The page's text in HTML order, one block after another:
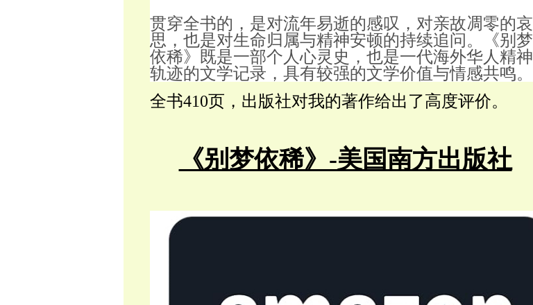
贯穿全书的，是对流年易逝的感叹，对亲故凋零的哀
思，也是对生命归属与精神安顿的持续追问。《别梦
依稀》既是一部个人心灵史，也是一代海外华人精神
轨迹的文学记录，具有较强的文学价值与情感共鸣。
全书410页，出版社对我的著作给出了高度评价。
《别梦依稀》-美国南方出版社